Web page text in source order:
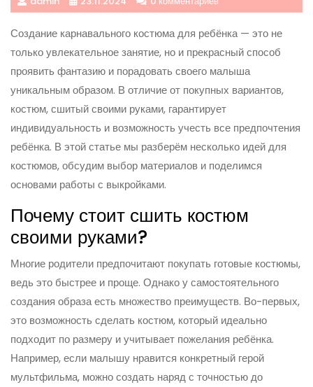
Создание карнавального костюма для ребёнка — это не
только увлекательное занятие, но и прекрасный способ
проявить фантазию и порадовать своего малыша
уникальным образом. В отличие от покупных вариантов,
костюм, сшитый своими руками, гарантирует
индивидуальность и возможность учесть все предпочтения
ребёнка. В этой статье мы разберём несколько идей для
костюмов, обсудим выбор материалов и поделимся
основами работы с выкройками.
Почему стоит сшить костюм
своими руками?
Многие родители предпочитают покупать готовые костюмы,
ведь это быстрее и проще. Однако у самостоятельного
создания образа есть множество преимуществ. Во-первых,
это возможность сделать костюм, который идеально
подходит по размеру и учитывает пожелания ребёнка.
Например, если малышу нравится конкретный герой
мультфильма, можно создать наряд с точностью до